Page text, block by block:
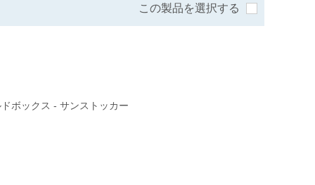
この製品を選択する
ボックス - サンストッカー